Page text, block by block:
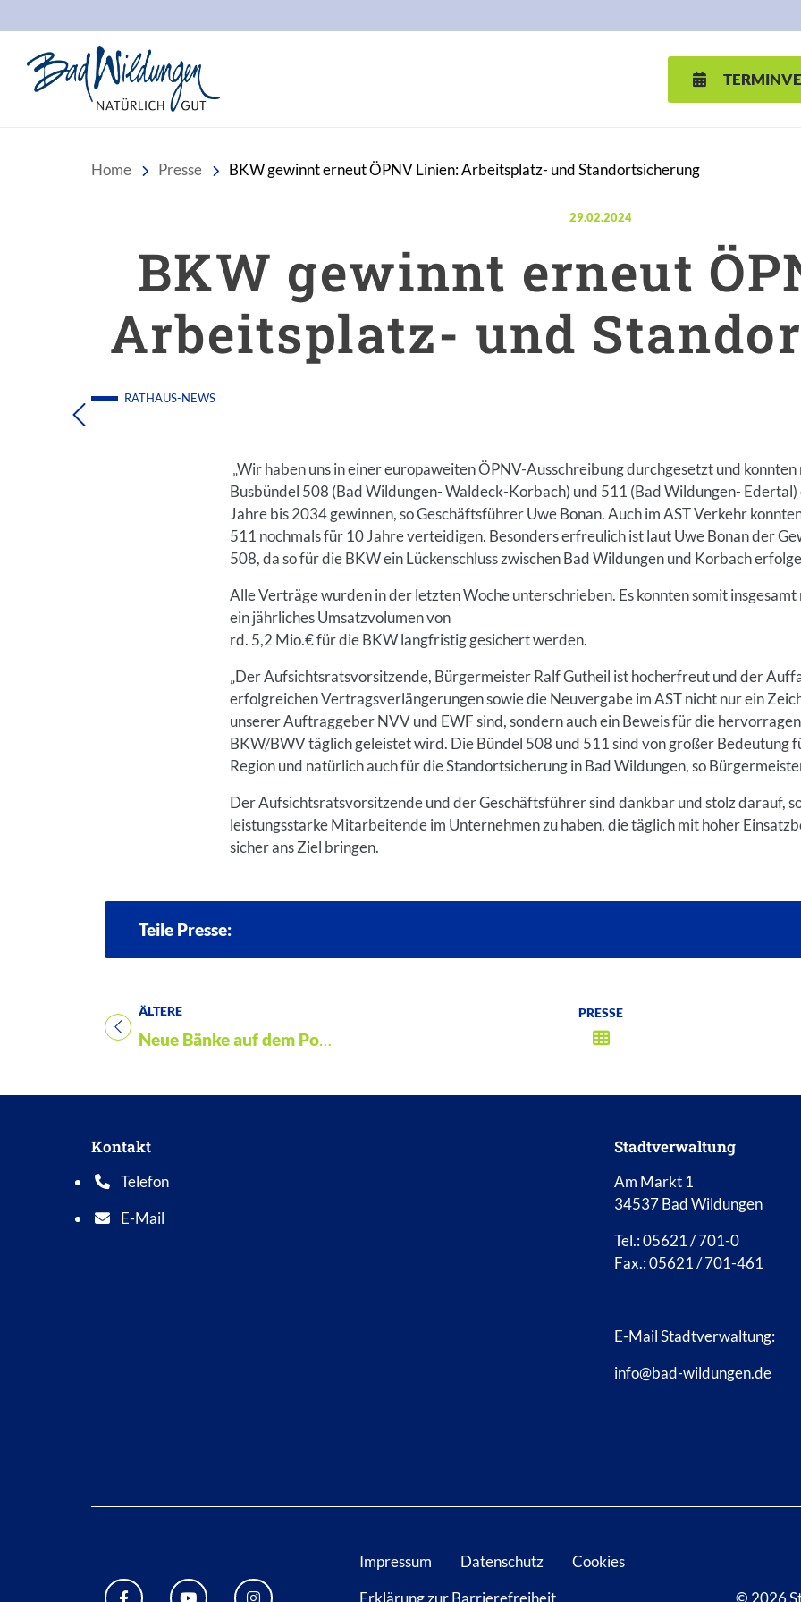
Home Presse BKW gewinnt erneut ÖPNV Linien: Arbeitsplatz- und Standortsicherung
Veröffentlicht am:
29.02.2024
BKW gewinnt erneut
Arbeitsplatz- und
RATHAUS-NEWS
„Wir haben uns in einer europaweiten ÖPNV-Ausschreibung durchgesetzt und
Busbündel 508 (Bad Wildungen- Waldeck-Korbach) und 511 (Bad Wildungen-
Jahre bis 2034 gewinnen, so Geschäftsführer Uwe Bonan. Auch im AST Verkehr
511 nochmals für 10 Jahre verteidigen. Besonders erfreulich ist laut Uwe Bonan der
508, da so für die BKW ein Lückenschluss zwischen Bad Wildungen und Korbach
Alle Verträge wurden in der letzten Woche unterschrieben. Es konnten somit
ein jährliches Umsatzvolumen von
rd. 5,2 Mio.€ für die BKW langfristig gesichert werden.
„Der Aufsichtsratsvorsitzende, Bürgermeister Ralf Gutheil ist hocherfreut und der
erfolgreichen Vertragsverlängerungen sowie die Neuvergabe im AST nicht nur ein
unserer Auftraggeber NVV und EWF sind, sondern auch ein Beweis für die
BKW/BWV täglich geleistet wird. Die Bündel 508 und 511 sind von großer Bedeutung
Region und natürlich auch für die Standortsicherung in Bad Wildungen, so
Der Aufsichtsratsvorsitzende und der Geschäftsführer sind dankbar und stolz darauf,
leistungsstarke Mitarbeitende im Unternehmen zu haben, die täglich mit hoher
sicher ans Ziel bringen.
Teile Presse:
ÄLTERE
Titel für Presse
Neue Bänke auf dem Postplatz
PRESSE
Kontakt
Telefon
Telefonnummer: 0 5 6 2 1 7 0 1 0
E-Mail
E-Mail Adresse: info@bad-wildungen.de
Stadtverwaltung
Am Markt 1
34537 Bad Wildungen
Tel.: 05621 / 701-0
Fax.: 05621 / 701-461
E-Mail Stadtverwaltung:
info@bad-wildungen.de
Impressum Datenschutz
Cookies
Erklärung zur Barrierefreiheit
© 2026